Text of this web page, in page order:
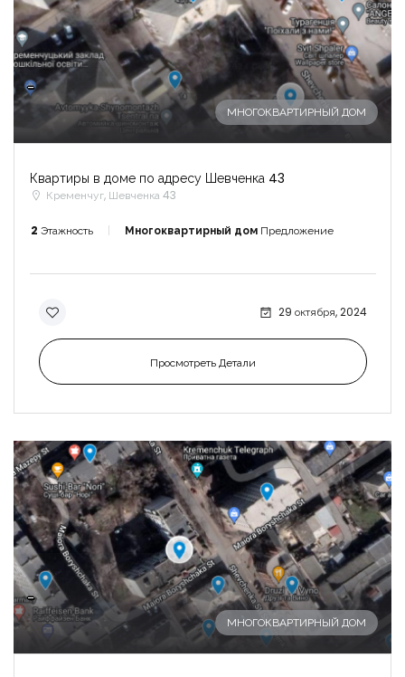
-
МНОГОКВАРТИРНЫЙ ДОМ
Квартиры в доме по адресу Шевченка 43
Кременчуг, Шевченка 43
2 Этажность Многоквартирный дом Предложение
29 октября, 2024
Просмотреть Детали
-
МНОГОКВАРТИРНЫЙ ДОМ